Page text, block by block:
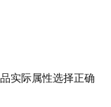
实际属性选择正确